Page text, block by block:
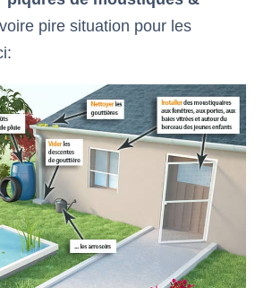
pire situation pour les